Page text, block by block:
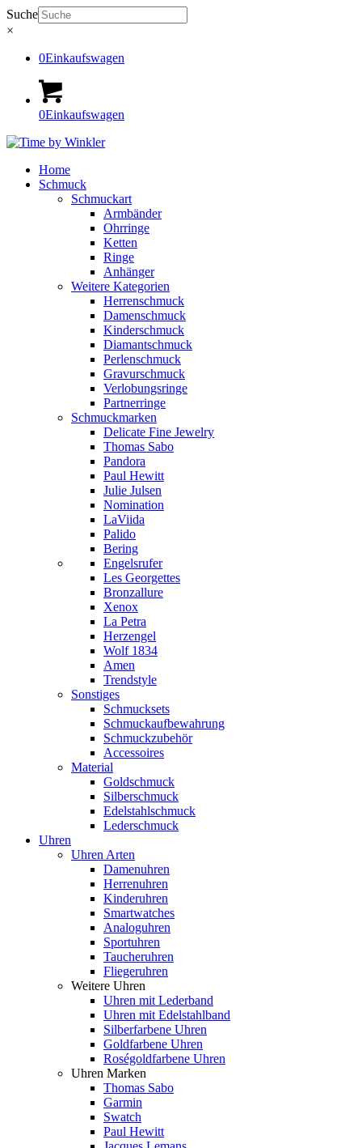
Suche
×
0Einkaufswagen
0Einkaufswagen
Home
Schmuck
Schmuckart
Armbänder
Ohrringe
Ketten
Ringe
Anhänger
Weitere Kategorien
Herrenschmuck
Damenschmuck
Kinderschmuck
Diamantschmuck
Perlenschmuck
Gravurschmuck
Verlobungsringe
Partnerringe
Schmuckmarken
Delicate Fine Jewelry
Thomas Sabo
Pandora
Paul Hewitt
Julie Julsen
Nomination
LaViida
Palido
Bering
Engelsrufer
Les Georgettes
Bronzallure
Xenox
La Petra
Herzengel
Wolf 1834
Amen
Trendstyle
Sonstiges
Schmucksets
Schmuckaufbewahrung
Schmuckzubehör
Accessoires
Material
Goldschmuck
Silberschmuck
Edelstahlschmuck
Lederschmuck
Uhren
Uhren Arten
Damenuhren
Herrenuhren
Kinderuhren
Smartwatches
Analoguhren
Sportuhren
Taucheruhren
Fliegeruhren
Weitere Uhren
Uhren mit Lederband
Uhren mit Edelstahlband
Silberfarbene Uhren
Goldfarbene Uhren
Roségoldfarbene Uhren
Uhren Marken
Thomas Sabo
Garmin
Swatch
Paul Hewitt